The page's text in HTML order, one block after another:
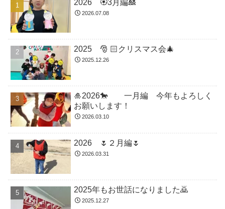
2026 🏵3月編🎎
2026.07.08
2025 🎅 🏻クリスマス会🎄
2025.12.26
🎍2026🐎 一月編 今年もよろしく
お願いします！
2026.03.10
2026 🌷２月編🌷
2026.03.31
2025年もお世話になりました🙇
2025.12.27